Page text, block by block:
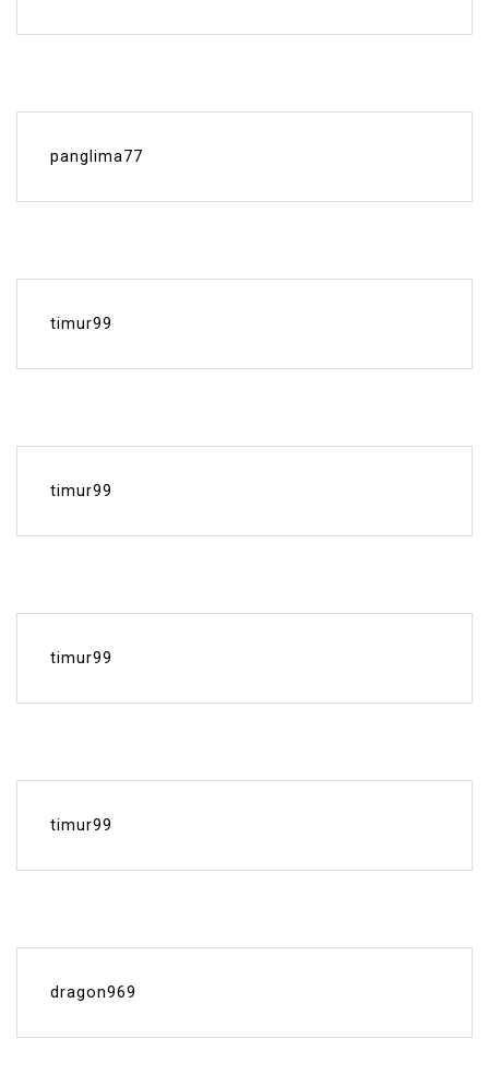
panglima77
timur99
timur99
timur99
timur99
dragon969